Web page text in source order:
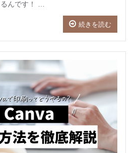
んです！ …
続きを読む